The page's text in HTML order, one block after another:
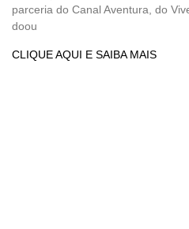
parceria do Canal Aventura, do
doou
CLIQUE AQUI E SAIBA MAIS